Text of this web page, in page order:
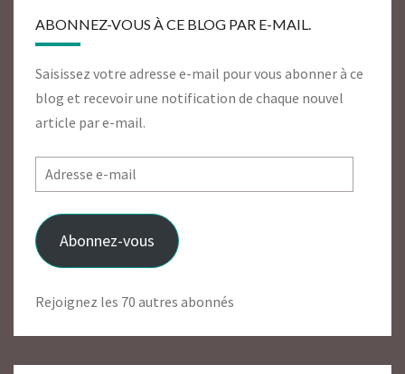
ABONNEZ-VOUS À CE BLOG PAR E-MAIL.
Saisissez votre adresse e-mail pour vous abonner à ce
blog et recevoir une notification de chaque nouvel
article par e-mail.
Adresse
e-
mail
Abonnez-vous
Rejoignez les 70 autres abonnés